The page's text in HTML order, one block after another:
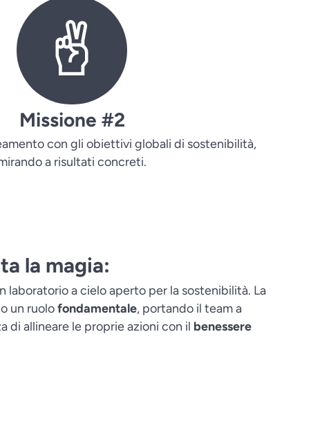
Missione #2
con gli obiettivi globali di sostenibilità,
a risultati concreti.
la magia:
laboratorio a cielo aperto per la sostenibilità. La
un ruolofondamentale, portando il team a
di allineare le proprie azioni con il benessere